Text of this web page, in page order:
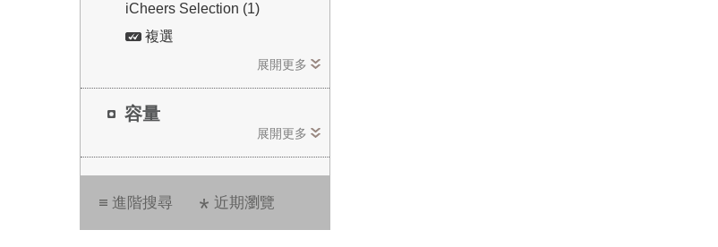
iCheers Selection (1)
複選
展開更多
容量
展開更多
進階搜尋 近期瀏覽